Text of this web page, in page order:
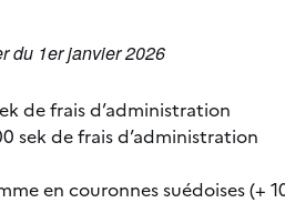
du 1er janvier 2026
de frais d’administration
sek de frais d’administration
en couronnes suédoises (+